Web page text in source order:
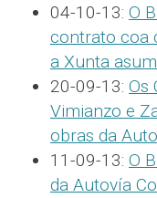
04-10-13: O
contrato coa
a Xunta
20-09-13: Os
Vimianzo e
obras da
11-09-13: O
da Autovía